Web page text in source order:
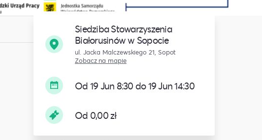
Siedziba Stowarzyszenia
Białorusinów w Sopocie
ul. Jacka Malczewskiego 21, Sopot
Zobacz na mapie
Od 19 Jun 8:30 do 19 Jun 14:30
Od 0,00 zł